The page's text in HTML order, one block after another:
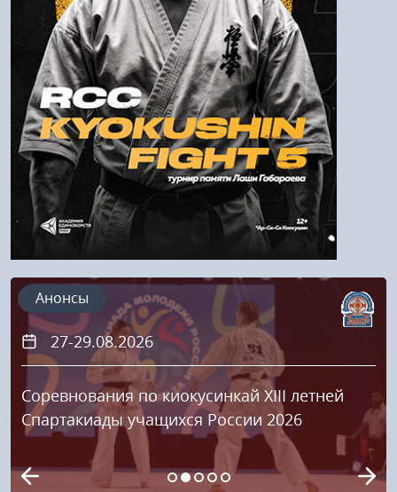
Войти
Напомнить пароль
Регистрация
27-29.08.2026
Соревнования по киокусинкай XIII летней
Спартакиады учащихся России 2026
Анонсы